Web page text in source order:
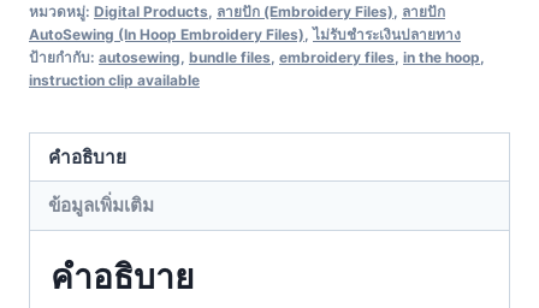
หมวดหมู่: Digital Products ลายปัก (Embroidery Files) ลายปัก
AutoSewing (In Hoop Embroidery Files) ,ไม่รับชำระเงินปลายทาง
ป้ายกำกับ: autosewing bundle files embroidery files in the hoop
instruction clip available
คำอธิบาย
ข้อมูลเพิ่มเติม
คำอธิบาย